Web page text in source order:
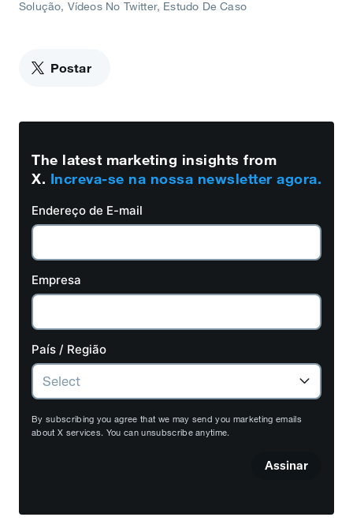
Solução Vídeos No Twitter Estudo De Caso
Postar
The latest marketing insights from
X. Increva-se na nossa newsletter agora.
Endereço de E-mail
Empresa
País / Região
By subscribing you agree that we may send you marketing emails
about X services. You can unsubscribe anytime.
Assinar